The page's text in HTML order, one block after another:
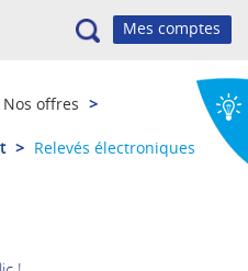
Recherche
Nos offres >
> Relevés électroniques